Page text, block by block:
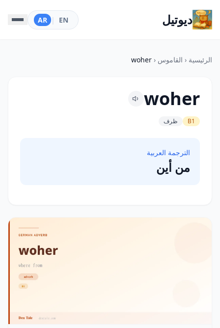
ديوتيل EN
|
AR
الرئيسية ‹ القاموس ‹
woher
woher
B1 ظرف
الترجمة العربية
من أين